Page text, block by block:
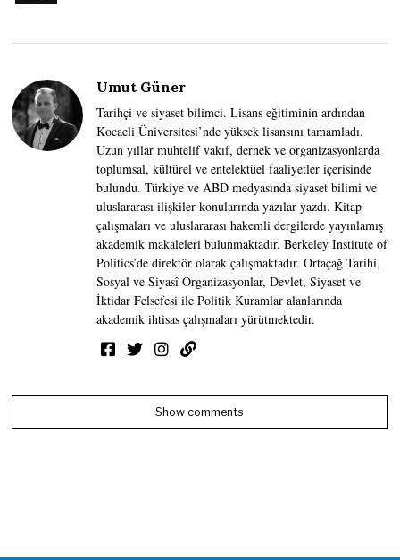
Umut Güner
Tarihçi ve siyaset bilimci. Lisans eğitiminin ardından
Kocaeli Üniversitesi’nde yüksek lisansını tamamladı.
Uzun yıllar muhtelif vakıf, dernek ve organizasyonlarda
toplumsal, kültürel ve entelektüel faaliyetler içerisinde
bulundu. Türkiye ve ABD medyasında siyaset bilimi ve
uluslararası ilişkiler konularında yazılar yazdı. Kitap
çalışmaları ve uluslararası hakemli dergilerde yayınlamış
akademik makaleleri bulunmaktadır. Berkeley Institute of
Politics’de direktör olarak çalışmaktadır. Ortaçağ Tarihi,
Sosyal ve Siyasî Organizasyonlar, Devlet, Siyaset ve
İktidar Felsefesi ile Politik Kuramlar alanlarında
akademik ihtisas çalışmaları yürütmektedir.
Show comments